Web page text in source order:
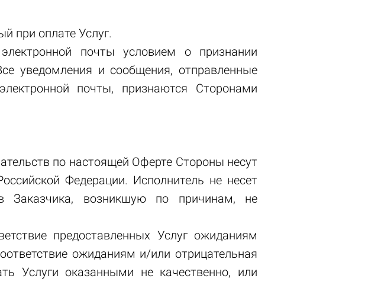
при оплате Услуг.
почты условием о признании
уведомления и сообщения, отправленные
почты, признаются Сторонами
по настоящей Оферте Стороны несут
Федерации. Исполнитель не несет
Заказчика, возникшую по причинам, не
предоставленных Услуг ожиданиям
ожиданиям и/или отрицательная
Услуги оказанными не качественно, или